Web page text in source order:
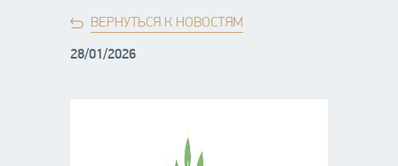
28/01/2026
ВЕРНУТЬСЯ К НОВОСТЯМ